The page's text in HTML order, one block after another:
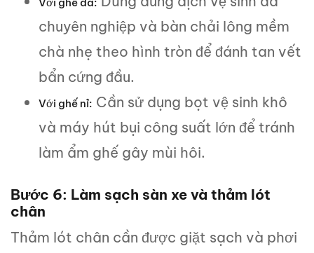
chuyên nghiệp và bàn chải lông mềm
chà nhẹ theo hình tròn để đánh tan vết
bẩn cứng đầu.
Với ghế nỉ: Cần sử dụng bọt vệ sinh khô
và máy hút bụi công suất lớn để tránh
làm ẩm ghế gây mùi hôi.
Bước 6: Làm sạch sàn xe và thảm lót
chân
Thảm lót chân cần được giặt sạch và phơi